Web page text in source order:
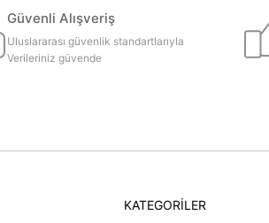
Güvenli Alışveriş
Uluslararası güvenlik standartlarıyla
Verileriniz güvende
KATEGORİLER